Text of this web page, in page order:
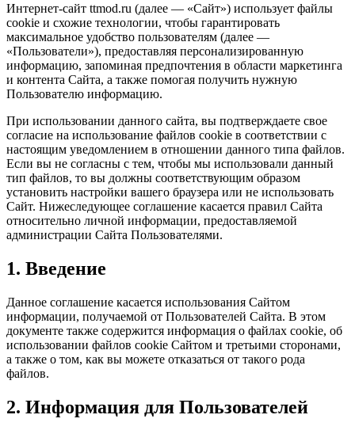
Интернет-сайт ttmod.ru (далее — «Сайт») использует файлы
cookie и схожие технологии, чтобы гарантировать
максимальное удобство пользователям (далее —
«Пользователи»), предоставляя персонализированную
информацию, запоминая предпочтения в области маркетинга
и контента Сайта, а также помогая получить нужную
Пользователю информацию.
При использовании данного сайта, вы подтверждаете свое
согласие на использование файлов cookie в соответствии с
настоящим уведомлением в отношении данного типа файлов.
Если вы не согласны с тем, чтобы мы использовали данный
тип файлов, то вы должны соответствующим образом
установить настройки вашего браузера или не использовать
Сайт. Нижеследующее соглашение касается правил Сайта
относительно личной информации, предоставляемой
администрации Сайта Пользователями.
1. Введение
Данное соглашение касается использования Сайтом
информации, получаемой от Пользователей Сайта. В этом
документе также содержится информация о файлах cookie, об
использовании файлов cookie Сайтом и третьими сторонами,
а также о том, как вы можете отказаться от такого рода
файлов.
2. Информация для Пользователей